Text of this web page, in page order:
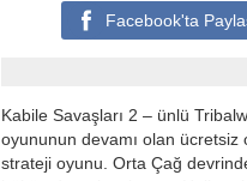
Facebook'ta
Kabile Savaşları 2 – ünlü
oyununun devamı olan ücretsiz
strateji oyunu. Orta Çağ